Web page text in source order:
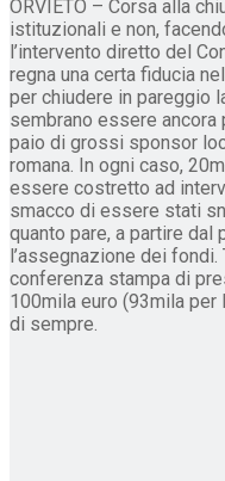
ORVIETO – Corsa alla
istituzionali e non,
l’intervento diretto del
regna una certa fiducia
per chiudere in pareggio
sembrano essere ancora
paio di grossi sponsor
romana. In ogni caso,
essere costretto ad
smacco di essere stati
quanto pare, a partire
l’assegnazione dei
conferenza stampa di
100mila euro (93mila per
di sempre.